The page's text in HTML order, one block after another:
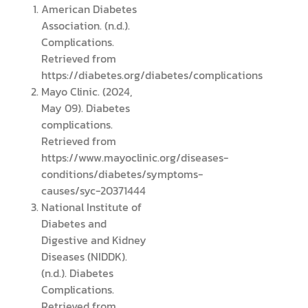
American Diabetes
Association. (n.d.).
Complications.
Retrieved from
https://diabetes.org/diabetes/complications
Mayo Clinic. (2024,
May 09). Diabetes
complications.
Retrieved from
https://www.mayoclinic.org/diseases-
conditions/diabetes/symptoms-
causes/syc-20371444
National Institute of
Diabetes and
Digestive and Kidney
Diseases (NIDDK).
(n.d.). Diabetes
Complications.